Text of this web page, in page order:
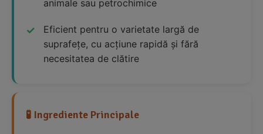
animale sau petrochimice
Eficient pentru o varietate largă de
suprafețe, cu acțiune rapidă și fără
necesitatea de clătire
🧪 Ingrediente Principale